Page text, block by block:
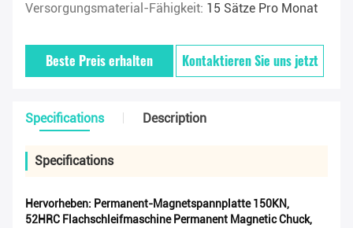
Versorgungsmaterial-Fähigkeit: 15 Sätze Pro Monat
Beste Preis erhalten Kontaktieren Sie uns jetzt
Specifications Description
Specifications
Hervorheben: Permanent-Magnetspannplatte 150KN,
52HRC Flachschleifmaschine Permanent Magnetic Chuck,